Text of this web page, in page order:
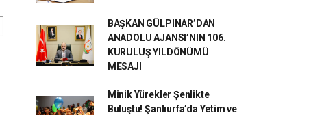
BAŞKAN GÜLPINAR’DAN
ANADOLU AJANSI’NIN 106.
KURULUŞ YILDÖNÜMÜ
MESAJI
Minik Yürekler Şenlikte
Buluştu! Şanlıurfa’da Yetim ve